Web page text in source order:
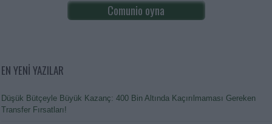
Comunio oyna
EN YENİ YAZILAR
Düşük Bütçeyle Büyük Kazanç: 400 Bin Altında Kaçırılmaması Gereken
Transfer Fırsatları!